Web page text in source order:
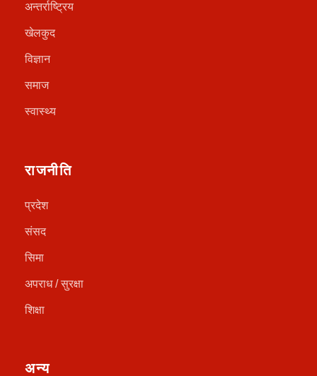
अन्तर्राष्ट्रिय
खेलकुद
विज्ञान
समाज
स्वास्थ्य
राजनीति
प्रदेश
संसद
सिमा
अपराध / सुरक्षा
शिक्षा
अन्य